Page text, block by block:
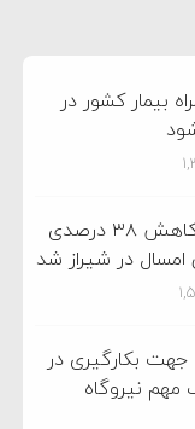
بیمار کشور در
فرهنگ سازی منجر به کاهش ۳۸ درصدی
در شیراز شد
جهت بکارگیری در
مهم نیروگاه